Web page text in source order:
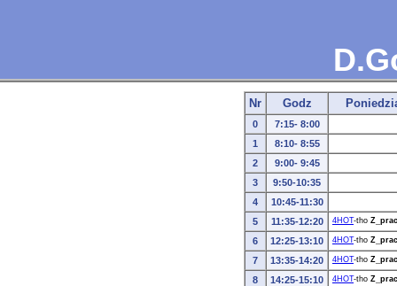
Nr Godz
0
7:15- 8:00
1
8:10- 8:55
2
9:00- 9:45
3
9:50-10:35
4
10:45-11:30
5
11:35-12:20 4HOT-tho
6 12:25-13:10 4HOT-tho
7 13:35-14:20 4HOT-tho
8 14:25-15:10 4HOT-tho